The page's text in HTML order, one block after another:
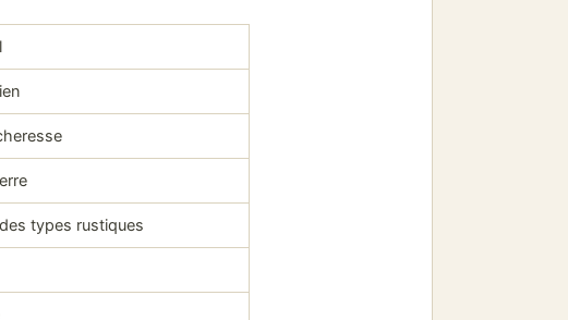
types rustiques